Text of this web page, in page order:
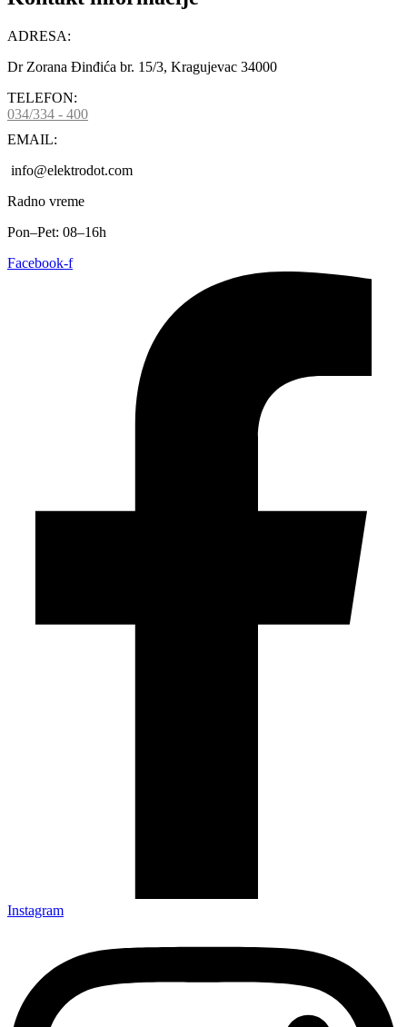
ADRESA:
Dr Zorana Đinđića br. 15/3, Kragujevac 34000
TELEFON:
034/334 - 400
EMAIL:
info@elektrodot.com
Radno vreme
Pon–Pet: 08–16h
Facebook-f
Instagram